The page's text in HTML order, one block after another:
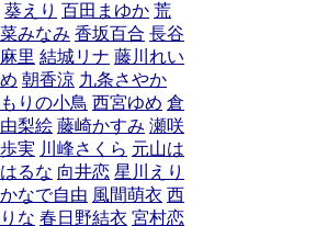
葵えり 百田まゆか 荒
みなみ 香坂百合 長谷
里 結城リナ 藤川れい
朝香涼 九条さやか
もりの小鳥 西宮ゆめ 倉
梨絵 藤崎かすみ 瀬咲
実 川峰さくら 元山は
るな 向井恋 星川えり
かなで自由 風間萌衣 西
な 春日野結衣 宮村恋